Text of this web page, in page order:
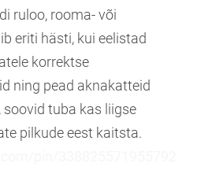
ruloo, rooma- või
eriti hästi, kui eelistad
korrektse
ning pead aknakatteid
tuba kas liigse
pilkude eest kaitsta.